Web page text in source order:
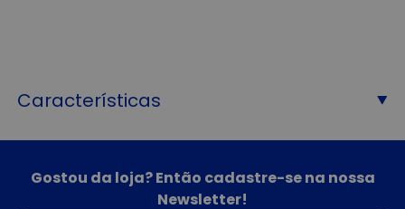
Características
Gostou da loja? Então cadastre-se na nossa
Newsletter!